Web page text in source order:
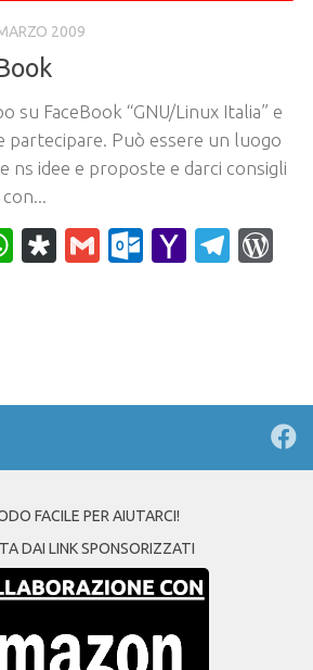
2009
su FaceBook “GNU/Linux Italia” e
partecipare. Può essere un luogo
ns idee e proposte e darci consigli
WhatsApp
Diaspora
Gmail Yahoo
FACILE PER AIUTARCI!
DAI LINK SPONSORIZZATI